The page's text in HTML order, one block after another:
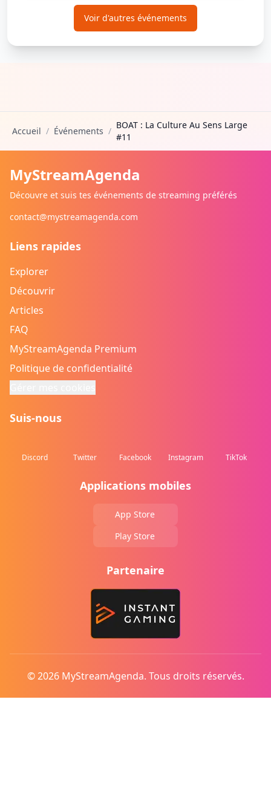
Voir d'autres événements
Accueil / Événements /
BOAT : La Culture Au Sens Large
#11
MyStreamAgenda
Découvre et suis tes événements de streaming préférés
contact@mystreamagenda.com
Liens rapides
Explorer
Découvrir
Articles
FAQ
MyStreamAgenda Premium
Politique de confidentialité
Suis-nous
Discord Twitter Facebook Instagram TikTok
Applications mobiles
App Store
Play Store
Partenaire
© 2026 MyStreamAgenda. Tous droits réservés.